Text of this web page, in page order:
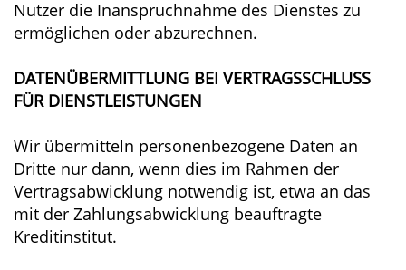
Nutzer die Inanspruchnahme des Dienstes zu
ermöglichen oder abzurechnen.
DATENÜBERMITTLUNG BEI VERTRAGSSCHLUSS
FÜR DIENSTLEISTUNGEN
Wir übermitteln personenbezogene Daten an
Dritte nur dann, wenn dies im Rahmen der
Vertragsabwicklung notwendig ist, etwa an das
mit der Zahlungsabwicklung beauftragte
Kreditinstitut.